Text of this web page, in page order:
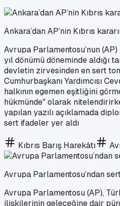
Ankara’dan AP’nin Kıbrıs
Avrupa Parlamentosu’nun (AP)
yıl dönümü döneminde aldığı
devletin zirvesinden en sert
Cumhurbaşkanı Yardımcısı
halkının egemen eşitliğini
hükmünde" olarak
yapılan yazılı açıklamada
sert ifadeler yer aldı
Kıbrıs Barış Harekâtı
Avrupa Parlamentosu’ndan
Avrupa Parlamentosu (AP),
ilişkilerinin geleceğine dair